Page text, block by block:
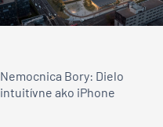
Nemocnica Bory: Dielo
intuitívne ako iPhone